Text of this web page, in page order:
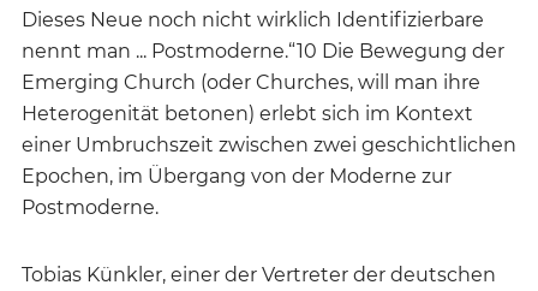
Dieses Neue noch nicht wirklich Identifizierbare
nennt man ... Postmoderne.“10 Die Bewegung der
Emerging Church (oder Churches, will man ihre
Heterogenität betonen) erlebt sich im Kontext
einer Umbruchszeit zwischen zwei geschichtlichen
Epochen, im Übergang von der Moderne zur
Postmoderne.
Tobias Künkler, einer der Vertreter der deutschen